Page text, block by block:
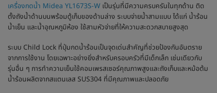
เครื่องกดน้ำ Midea YL1673S-W เป็นรุ่นที่มีความครบครันในทุกด้าน ติด
ตั้งถังน้ำด้านบนพร้อมตู้เก็บของด้านล่าง ระบบจ่ายน้ำสามแบบ ได้แก่ น้ำร้อน
น้ำเย็น และน้ำอุณหภูมิห้อง ใช้สามหัวจ่ายที่ให้ความสะดวกสบายสูงสุด
ระบบ Child Lock ที่ปุ่มกดน้ำร้อนเป็นจุดเด่นสำคัญที่ช่วยป้องกันอันตราย
จากการใช้งาน โดยเฉพาะอย่างยิ่งสำหรับครอบครัวที่มีเด็กเล็ก เช่นเดียวกับ
รุ่นอื่น ๆ การทำความเย็นใช้คอมเพรสเซอร์คุณภาพสูงและถังเก็บและหม้อต้ม
น้ำร้อนผลิตจากสแตนเลส SUS304 ที่มีคุณภาพและปลอดภัย